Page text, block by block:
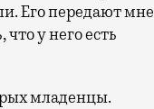
Его передают мне
у него есть
младенцы.